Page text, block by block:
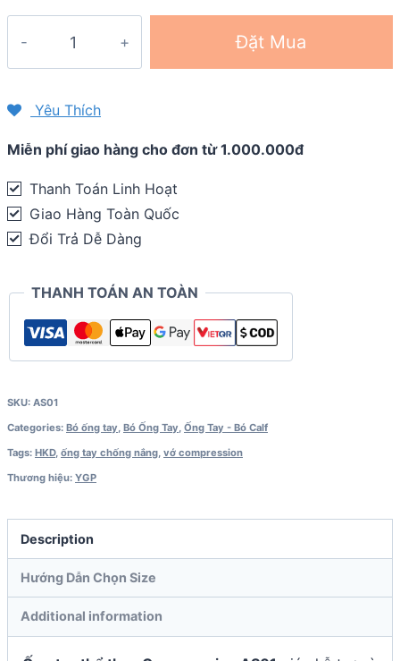
thao
Arm
Compression
AS01
quantity
Đặt Mua
Yêu Thích
Miễn phí giao hàng cho đơn từ 1.000.000đ
Thanh Toán Linh Hoạt
Giao Hàng Toàn Quốc
Đổi Trả Dễ Dàng
THANH TOÁN AN TOÀN
SKU: AS01
Categories: Bó ống tay, Bó Ống Tay, Ống Tay - Bó Calf
Tags: HKD, ống tay chống nắng, vớ compression
Thương hiệu: YGP
Description
Hướng Dẫn Chọn Size
Additional information